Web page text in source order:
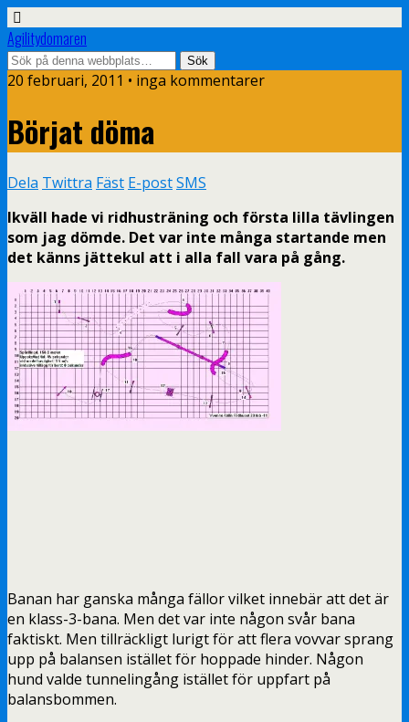
Agilitydomaren
20 februari, 2011 • inga kommentarer
Börjat döma
Dela Twittra Fäst E-postSMS
Ikväll hade vi ridhusträning och första lilla tävlingen
som jag dömde. Det var inte många startande men
det känns jättekul att i alla fall vara på gång.
Banan har ganska många fällor vilket innebär att det är
en klass-3-bana. Men det var inte någon svår bana
faktiskt. Men tillräckligt lurigt för att flera vovvar sprang
upp på balansen istället för hoppade hinder. Någon
hund valde tunnelingång istället för uppfart på
balansbommen.